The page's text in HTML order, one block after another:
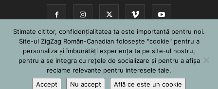
©
Stimate cititor, confidențialitatea ta este importantă pentru noi.
Site-ul ZigZag Român-Canadian folosește "cookie" pentru a
personaliza și îmbunătăți experiența ta pe site-ul nostru,
pentru a se integra cu reţele de socializare şi pentru a afişa
reclame relevante pentru interesele tale.
Accept
Nu accept Află ce este un cookie